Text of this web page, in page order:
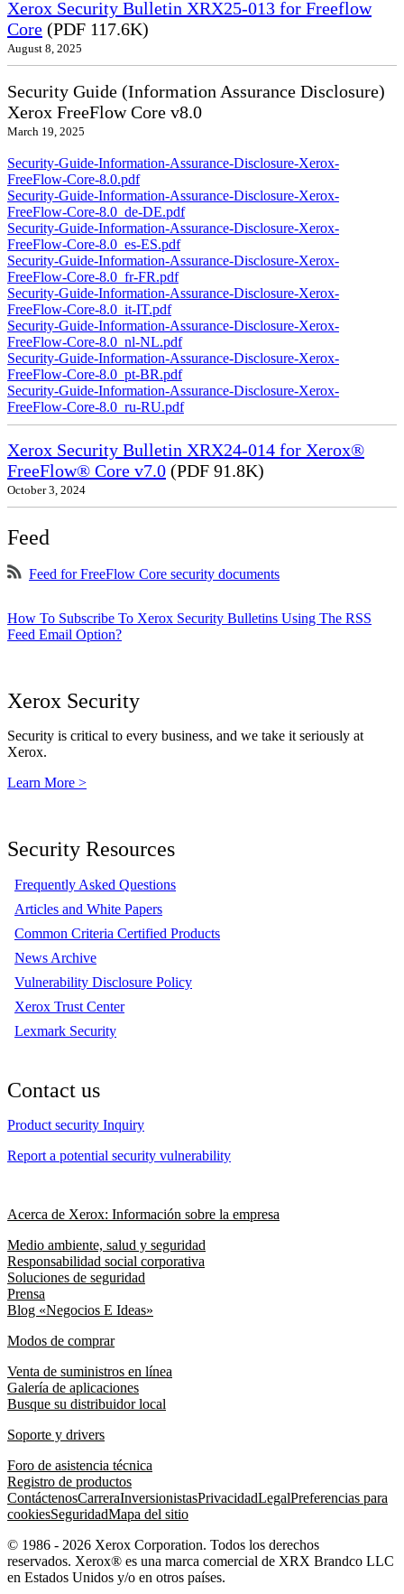
Xerox Security Bulletin XRX25-013 for Freeflow
Core (PDF 117.6K)
August 8, 2025
Security Guide (Information Assurance Disclosure)
Xerox FreeFlow Core v8.0
March 19, 2025
Security-Guide-Information-Assurance-Disclosure-Xerox-
FreeFlow-Core-8.0.pdf
Security-Guide-Information-Assurance-Disclosure-Xerox-
FreeFlow-Core-8.0_de-DE.pdf
Security-Guide-Information-Assurance-Disclosure-Xerox-
FreeFlow-Core-8.0_es-ES.pdf
Security-Guide-Information-Assurance-Disclosure-Xerox-
FreeFlow-Core-8.0_fr-FR.pdf
Security-Guide-Information-Assurance-Disclosure-Xerox-
FreeFlow-Core-8.0_it-IT.pdf
Security-Guide-Information-Assurance-Disclosure-Xerox-
FreeFlow-Core-8.0_nl-NL.pdf
Security-Guide-Information-Assurance-Disclosure-Xerox-
FreeFlow-Core-8.0_pt-BR.pdf
Security-Guide-Information-Assurance-Disclosure-Xerox-
FreeFlow-Core-8.0_ru-RU.pdf
Xerox Security Bulletin XRX24-014 for Xerox®
FreeFlow® Core v7.0 (PDF 91.8K)
October 3, 2024
Feed
Feed for FreeFlow Core security documents
How To Subscribe To Xerox Security Bulletins Using The RSS
Feed Email Option?
Xerox Security
Security is critical to every business, and we take it seriously at
Xerox.
Learn More >
Security Resources
Frequently Asked Questions
Articles and White Papers
Common Criteria Certified Products
News Archive
Vulnerability Disclosure Policy
Xerox Trust Center
Lexmark Security
Contact us
Product security Inquiry
Report a potential security vulnerability
Acerca de Xerox: Información sobre la empresa
Medio ambiente, salud y seguridad
Responsabilidad social corporativa
Soluciones de seguridad
Prensa
Blog «Negocios E Ideas»
Modos de comprar
Venta de suministros en línea
Galería de aplicaciones
Busque su distribuidor local
Soporte y drivers
Foro de asistencia técnica
Registro de productos
ContáctenosCarreraInversionistasPrivacidadLegalPreferencias para
cookiesSeguridadMapa del sitio
© 1986 - 2026 Xerox Corporation. Todos los derechos
reservados. Xerox® es una marca comercial de XRX Brandco LLC
en Estados Unidos y/o en otros países.